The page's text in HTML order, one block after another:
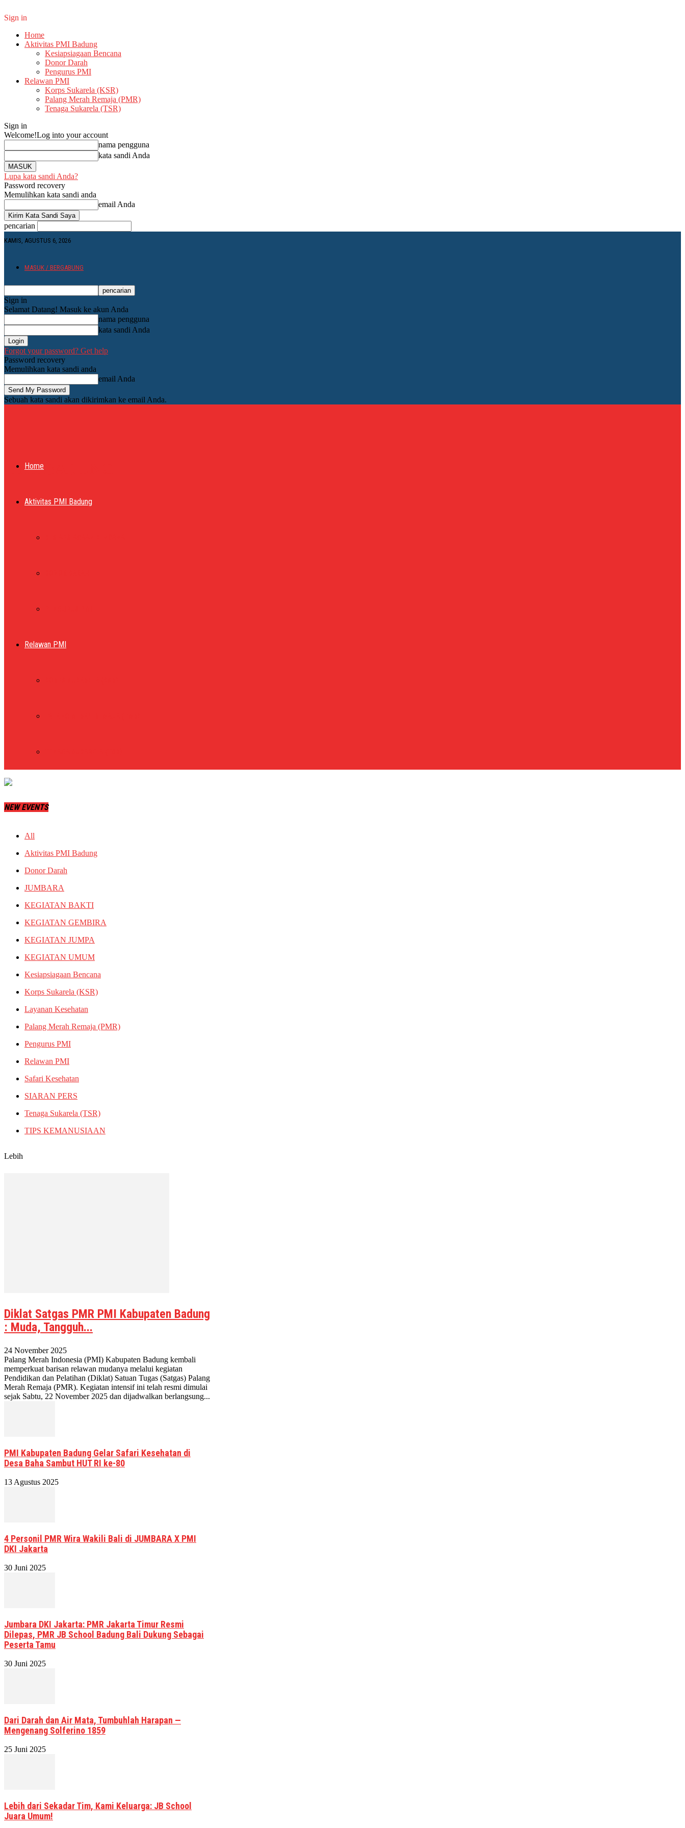
Sign in
Home
Aktivitas PMI Badung
Kesiapsiagaan Bencana
Donor Darah
Pengurus PMI
Relawan PMI
Korps Sukarela (KSR)
Palang Merah Remaja (PMR)
Tenaga Sukarela (TSR)
Sign in
Welcome!Log into your account
nama pengguna
kata sandi Anda
Lupa kata sandi Anda?
Password recovery
Memulihkan kata sandi anda
email Anda
pencarian
KAMIS, AGUSTUS 6, 2026
MASUK / BERGABUNG
Sign in
Selamat Datang! Masuk ke akun Anda
nama pengguna
kata sandi Anda
Forgot your password? Get help
Password recovery
Memulihkan kata sandi anda
email Anda
Sebuah kata sandi akan dikirimkan ke email Anda.
PMI BADUNG
Home
Aktivitas PMI Badung
Relawan PMI
NEW EVENTS
All
Aktivitas PMI Badung
Donor Darah
JUMBARA
KEGIATAN BAKTI
KEGIATAN GEMBIRA
KEGIATAN JUMPA
KEGIATAN UMUM
Kesiapsiagaan Bencana
Korps Sukarela (KSR)
Layanan Kesehatan
Palang Merah Remaja (PMR)
Pengurus PMI
Relawan PMI
Safari Kesehatan
SIARAN PERS
Tenaga Sukarela (TSR)
TIPS KEMANUSIAAN
Lebih
Diklat Satgas PMR PMI Kabupaten Badung
: Muda, Tangguh...
24 November 2025
Palang Merah Indonesia (PMI) Kabupaten Badung kembali
memperkuat barisan relawan mudanya melalui kegiatan
Pendidikan dan Pelatihan (Diklat) Satuan Tugas (Satgas) Palang
Merah Remaja (PMR). Kegiatan intensif ini telah resmi dimulai
sejak Sabtu, 22 November 2025 dan dijadwalkan berlangsung...
PMI Kabupaten Badung Gelar Safari Kesehatan di
Desa Baha Sambut HUT RI ke-80
13 Agustus 2025
4 Personil PMR Wira Wakili Bali di JUMBARA X PMI
DKI Jakarta
30 Juni 2025
Jumbara DKI Jakarta: PMR Jakarta Timur Resmi
Dilepas, PMR JB School Badung Bali Dukung Sebagai
Peserta Tamu
30 Juni 2025
Dari Darah dan Air Mata, Tumbuhlah Harapan —
Mengenang Solferino 1859
25 Juni 2025
Lebih dari Sekadar Tim, Kami Keluarga: JB School
Juara Umum!